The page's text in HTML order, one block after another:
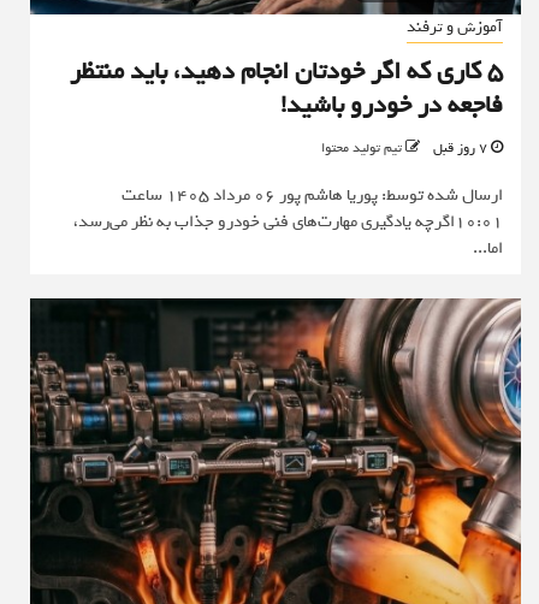
آموزش و ترفند
۵ کاری که اگر خودتان انجام دهید، باید منتظر
فاجعه در خودرو باشید!
تیم تولید محتوا
ارسال شده توسط: پوریا هاشم پور 06 مرداد 1405 ساعت
10:01اگرچه یادگیری مهارت‌های فنی خودرو جذاب به نظر می‌رسد،
اما...